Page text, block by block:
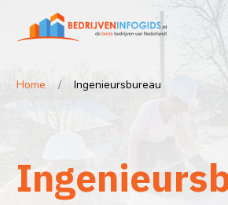
Home Ingenieursbureau